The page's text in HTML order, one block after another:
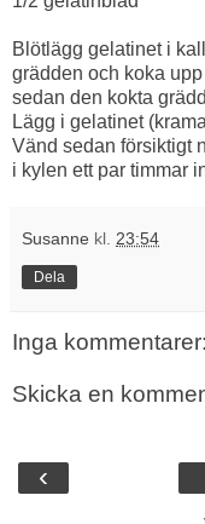
Blötlägg gelatinet i
grädden och koka
sedan den kokta
Lägg i gelatinet
Vänd sedan försiktigt
i kylen ett par timmar
Susanne kl. 23:54
Dela
Inga kommentarer:
Skicka en
‹